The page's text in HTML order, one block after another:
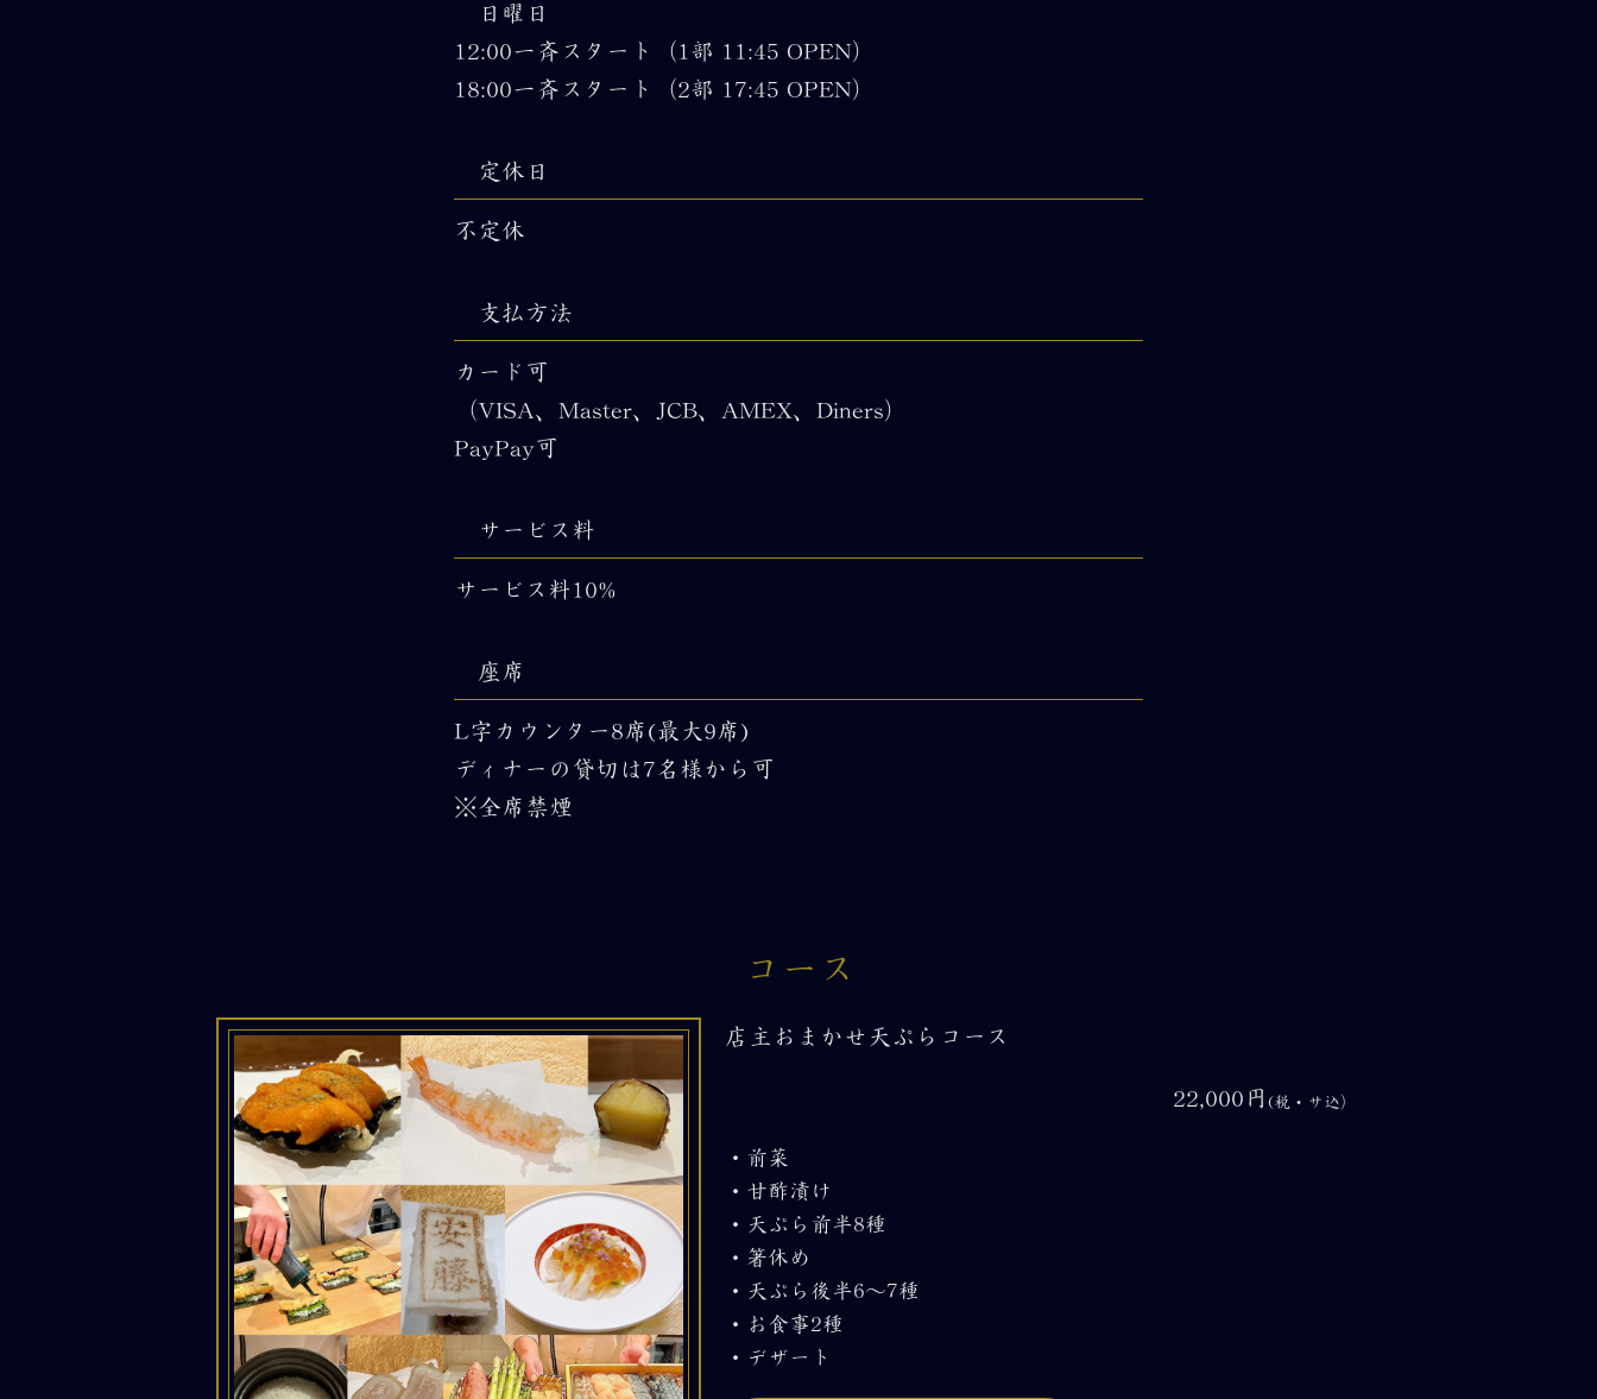
日曜日
12:00一斉スタート（1部 11:45 OPEN）
18:00一斉スタート（2部 17:45 OPEN）
定休日
不定休
支払方法
カード可
（VISA、Master、JCB、AMEX、Diners）
PayPay可
サービス料
サービス料10%
座席
L字カウンター8席(最大9席)
ディナーの貸切は7名様から可
※全席禁煙
コース
店主おまかせ天ぷらコース
22,000円 (税・サ込）
・前菜
・甘酢漬け
・天ぷら前半8種
・箸休め
・天ぷら後半6～7種
・お食事2種
・デザート